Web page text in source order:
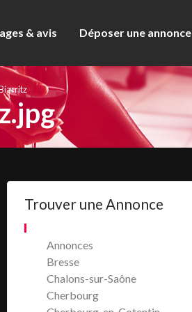
& avis Déposer une annonce
Trouver une Annonce
Annonces
Bresse
Chalons-sur-Saône
Cherbourg